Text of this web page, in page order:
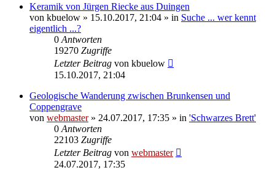
Keramik von Jürgen Riecke aus Duingen
von kbuelow » 15.10.2017, 21:04 » in Suche ... wer kennt
eigentlich ...?
0 Antworten
19270 Zugriffe
Letzter Beitrag von kbuelow
15.10.2017, 21:04
Geologische Wanderung zwischen Brunkensen und
Coppengrave
von webmaster» 24.07.2017, 17:35 » in 'Schwarzes Brett'
0 Antworten
22103 Zugriffe
Letzter Beitrag von webmaster
24.07.2017, 17:35